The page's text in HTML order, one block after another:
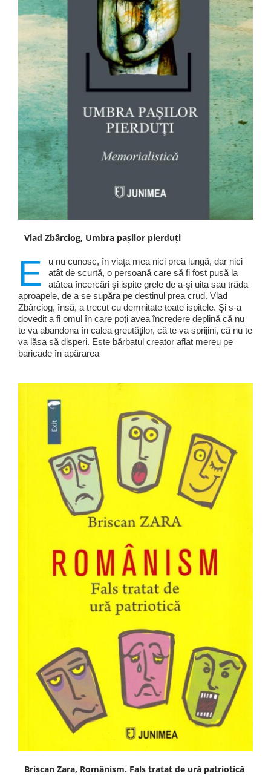
Vlad Zbârciog, Umbra pașilor pierduți
E
u nu cunosc, în viaţa mea nici prea lungă, dar nici
atât de scurtă, o persoană care să fi fost pusă la
atâtea încercări şi ispite grele de a-şi uita sau trăda
aproapele, de a se supăra pe destinul prea crud. Vlad
Zbârciog, însă, a trecut cu demnitate toate ispitele. Şi s-a
dovedit a fi omul în care poţi avea încredere deplină că nu
te va abandona în calea greutăţilor, că te va sprijini, că nu te
va lăsa să disperi. Este bărbatul creator aflat mereu pe
baricade în apărarea
Briscan Zara, Românism. Fals tratat de ură patriotică